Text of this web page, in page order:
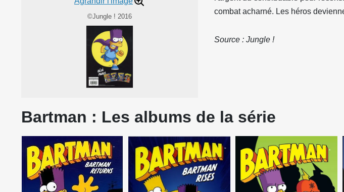
©Jungle ! 2016
combat acharné. Les héros
Source : Jungle !
Bartman : Les albums de la série